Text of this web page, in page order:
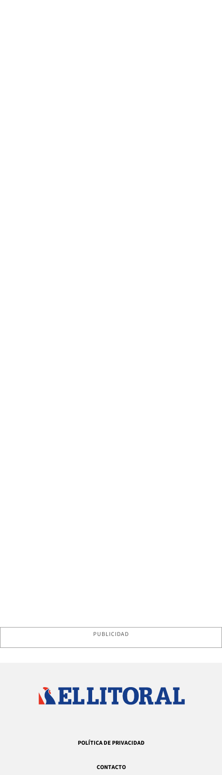
PUBLICIDAD
POLÍTICA DE PRIVACIDAD
CONTACTO